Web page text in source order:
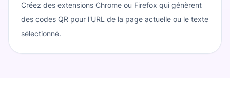
Créez des extensions Chrome ou Firefox qui génèrent
des codes QR pour l'URL de la page actuelle ou le texte
sélectionné.